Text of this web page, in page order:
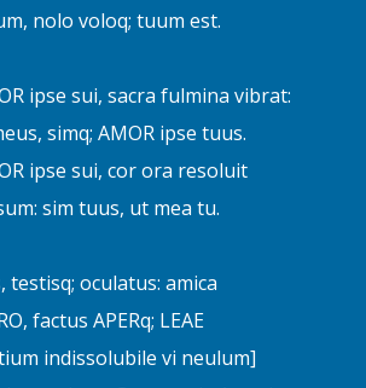
nolo voloq; tuum est.
ipse sui, sacra fulmina vibrat:
simq; AMOR ipse tuus.
ipse sui, cor ora resoluit
sim tuus, ut mea tu.
oculatus: amica
factus APERq; LEAE
indissolubile vi neulum]